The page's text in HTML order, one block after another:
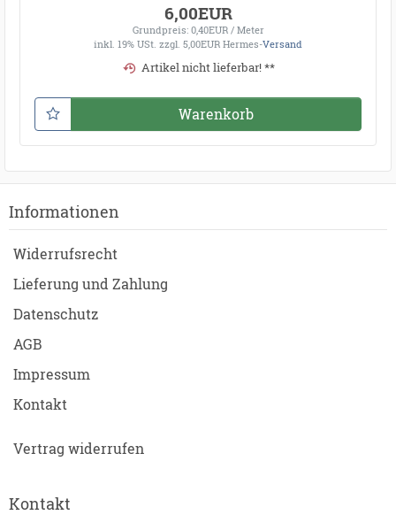
6,00EUR
Grundpreis: 0,40EUR / Meter
inkl. 19% USt. zzgl. 5,00EUR Hermes-Versand
Artikel nicht lieferbar! **
Warenkorb
Informationen
Widerrufsrecht
Lieferung und Zahlung
Datenschutz
AGB
Impressum
Kontakt
Vertrag widerrufen
Kontakt